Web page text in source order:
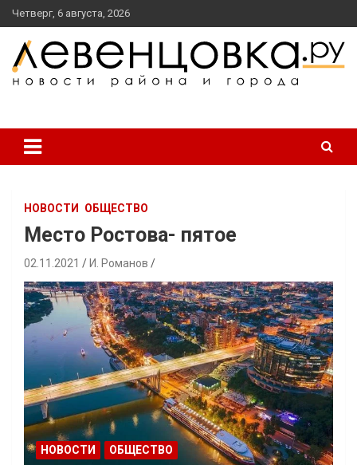
перейти
к
содержанию
Четверг, 6 августа, 2026
НОВОСТИ ОБЩЕСТВО
Место Ростова- пятое
02.11.2021 И. Романов
НОВОСТИ ОБЩЕСТВО